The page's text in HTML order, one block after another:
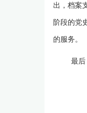
出，档案
阶段的党
的服务。
最